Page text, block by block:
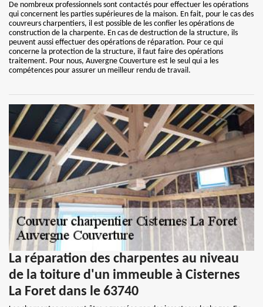
De nombreux professionnels sont contactés pour effectuer les opérations
qui concernent les parties supérieures de la maison. En fait, pour le cas des
couvreurs charpentiers, il est possible de les confier les opérations de
construction de la charpente. En cas de destruction de la structure, ils
peuvent aussi effectuer des opérations de réparation. Pour ce qui
concerne la protection de la structure, il faut faire des opérations
traitement. Pour nous, Auvergne Couverture est le seul qui a les
compétences pour assurer un meilleur rendu de travail.
La réparation des charpentes au niveau
de la toiture d'un immeuble à Cisternes
La Foret dans le 63740